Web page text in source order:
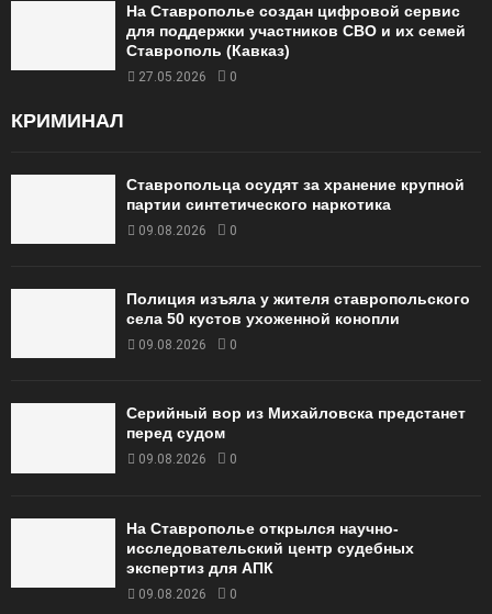
На Ставрополье создан цифровой сервис
для поддержки участников СВО и их семей
Ставрополь (Кавказ)
27.05.2026 0
КРИМИНАЛ
Ставропольца осудят за хранение крупной
партии синтетического наркотика
09.08.2026 0
Полиция изъяла у жителя ставропольского
села 50 кустов ухоженной конопли
09.08.2026 0
Серийный вор из Михайловска предстанет
перед судом
09.08.2026 0
На Ставрополье открылся научно-
исследовательский центр судебных
экспертиз для АПК
09.08.2026 0